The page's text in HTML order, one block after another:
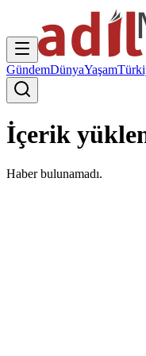
GündemDünyaYaşam
İçerik
Haber bulunamadı.